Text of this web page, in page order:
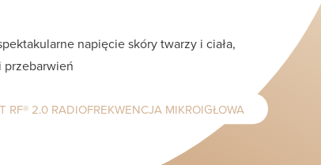
napięcie skóry twarzy i ciała,
przebarwień
RF® 2.0 RADIOFREKWENCJA MIKROIGŁOWA